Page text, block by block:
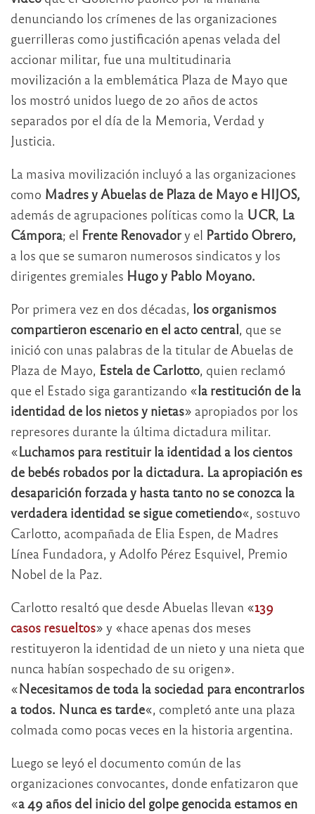
denunciando los crímenes de las organizaciones
guerrilleras como justificación apenas velada del
accionar militar, fue una multitudinaria
movilización a la emblemática Plaza de Mayo que
los mostró unidos luego de 20 años de actos
separados por el día de la Memoria, Verdad y
Justicia.
La masiva movilización incluyó a las organizaciones
como Madres y Abuelas de Plaza de Mayo e HIJOS,
además de agrupaciones políticas como la UCR, La
Cámpora; el Frente Renovadory el Partido Obrero,
a los que se sumaron numerosos sindicatos y los
dirigentes gremiales Hugo y Pablo Moyano.
Por primera vez en dos décadas, los organismos
compartieron escenario en el acto central, que se
inició con unas palabras de la titular de Abuelas de
Plaza de Mayo, Estela de Carlotto, quien reclamó
que el Estado siga garantizando «la restitución de la
identidad de los nietos y nietas» apropiados por los
represores durante la última dictadura militar.
«Luchamos para restituir la identidad a los cientos
de bebés robados por la dictadura. La apropiación es
desaparición forzada y hasta tanto no se conozca la
verdadera identidad se sigue cometiendo«, sostuvo
Carlotto, acompañada de Elia Espen, de Madres
Línea Fundadora, y Adolfo Pérez Esquivel, Premio
Nobel de la Paz.
Carlotto resaltó que desde Abuelas llevan «139
casos resueltos» y «hace apenas dos meses
restituyeron la identidad de un nieto y una nieta que
nunca habían sospechado de su origen».
«Necesitamos de toda la sociedad para encontrarlos
a todos. Nunca es tarde«, completó ante una plaza
colmada como pocas veces en la historia argentina.
Luego se leyó el documento común de las
organizaciones convocantes, donde enfatizaron que
«a 49 años del inicio del golpe genocida estamos en